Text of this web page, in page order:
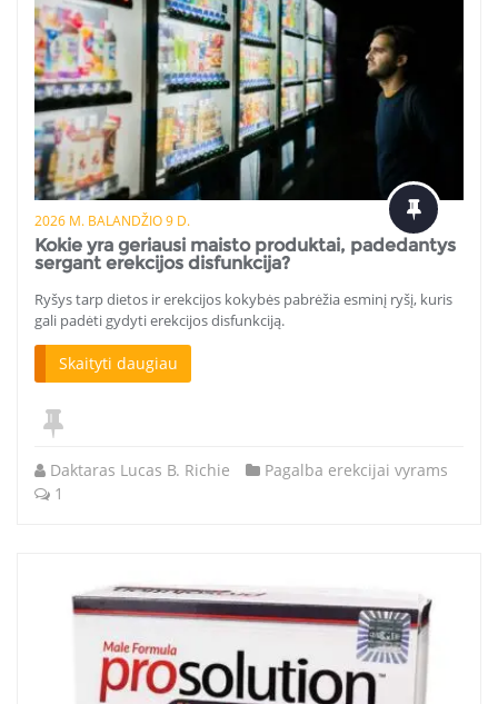
2026 M. BALANDŽIO 9 D.
Kokie yra geriausi maisto produktai, padedantys
sergant erekcijos disfunkcija?
Ryšys tarp dietos ir erekcijos kokybės pabrėžia esminį ryšį, kuris
gali padėti gydyti erekcijos disfunkciją.
Skaityti daugiau
Daktaras Lucas B. Richie
Pagalba erekcijai vyrams
1